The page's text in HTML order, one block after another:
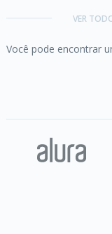
VER
Você pode encontrar